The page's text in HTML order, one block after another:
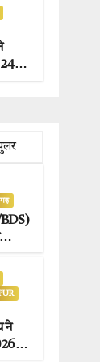
24×7
ने
का